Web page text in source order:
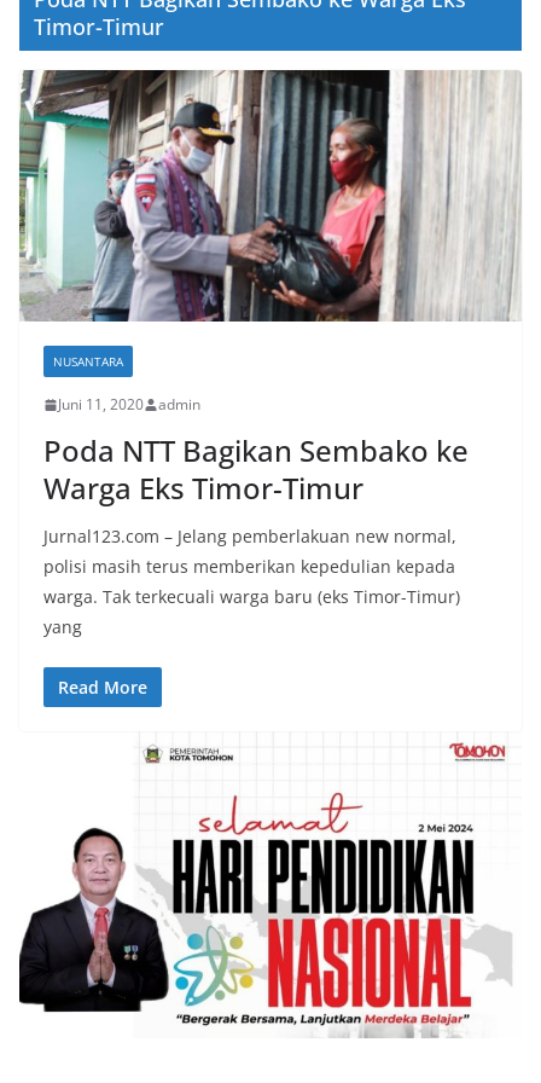
Timor-Timur
NUSANTARA
Juni 11, 2020 admin
Poda NTT Bagikan Sembako ke
Warga Eks Timor-Timur
Jurnal123.com – Jelang pemberlakuan new normal,
polisi masih terus memberikan kepedulian kepada
warga. Tak terkecuali warga baru (eks Timor-Timur)
yang
Read More